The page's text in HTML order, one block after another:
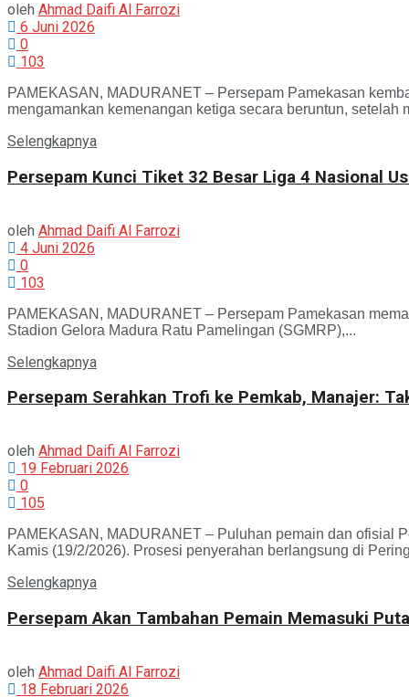
oleh Ahmad Daifi Al Farrozi
6 Juni 2026
0
103
PAMEKASAN, MADURANET – Persepam Pamekasan
mengamankan kemenangan ketiga secara beruntun, setelah
Selengkapnya
Persepam Kunci Tiket 32 Besar Liga 4 Nasional
oleh Ahmad Daifi Al Farrozi
4 Juni 2026
0
103
PAMEKASAN, MADURANET – Persepam Pamekasan
Stadion Gelora Madura Ratu Pamelingan (SGMRP),...
Selengkapnya
Persepam Serahkan Trofi ke Pemkab, Manajer:
oleh Ahmad Daifi Al Farrozi
19 Februari 2026
0
105
PAMEKASAN, MADURANET – Puluhan pemain dan ofisial
Kamis (19/2/2026). Prosesi penyerahan berlangsung di
Selengkapnya
Persepam Akan Tambahan Pemain Memasuki
oleh Ahmad Daifi Al Farrozi
18 Februari 2026